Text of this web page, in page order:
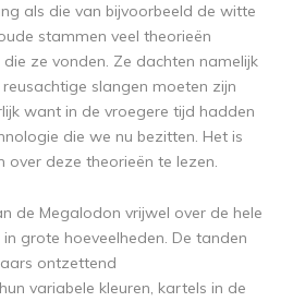
als die van bijvoorbeeld de witte
stammen veel theorieën
ze vonden. Ze dachten namelijk
slangen moeten zijn
want in de vroegere tijd hadden
die we nu bezitten. Het is
deze theorieën te lezen.
de Megalodon vrijwel over de hele
grote hoeveelheden. De tanden
ontzettend
variabele kleuren, kartels in de